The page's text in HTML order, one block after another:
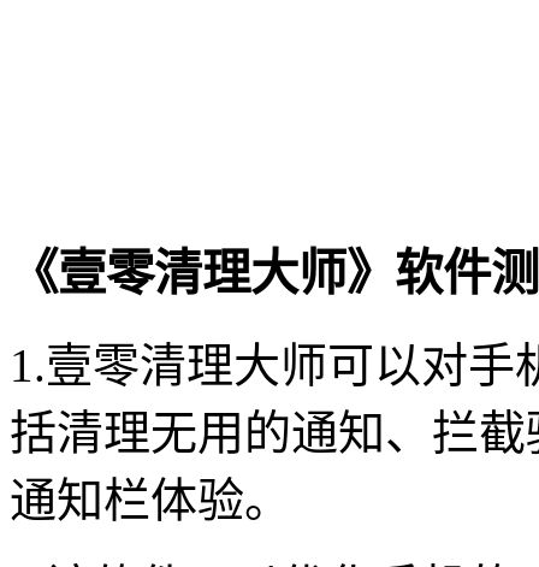
《壹零清理大师》软件
1.壹零清理大师可以对
括清理无用的通知、拦
通知栏体验。